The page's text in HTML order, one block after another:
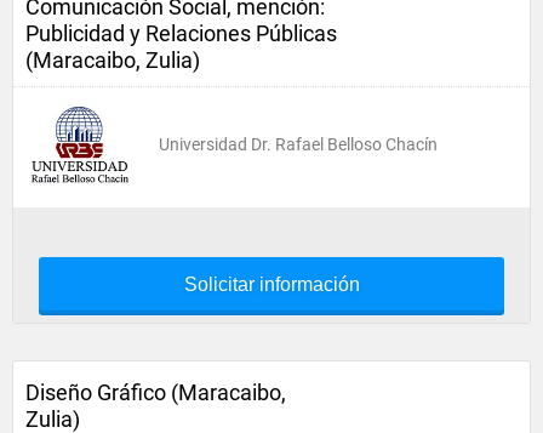
Comunicación Social, mención:
Publicidad y Relaciones Públicas
(Maracaibo, Zulia)
Universidad Dr. Rafael Belloso Chacín
Solicitar información
Diseño Gráfico (Maracaibo,
Zulia)